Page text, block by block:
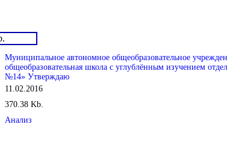
Муниципальное автономное общеобразовательное
общеобразовательная школа с углублённым изучением
№14» Утверждаю
11.02.2016
370.38 Kb.
Анализ